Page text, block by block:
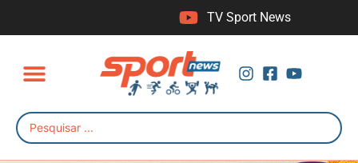
TV Sport News